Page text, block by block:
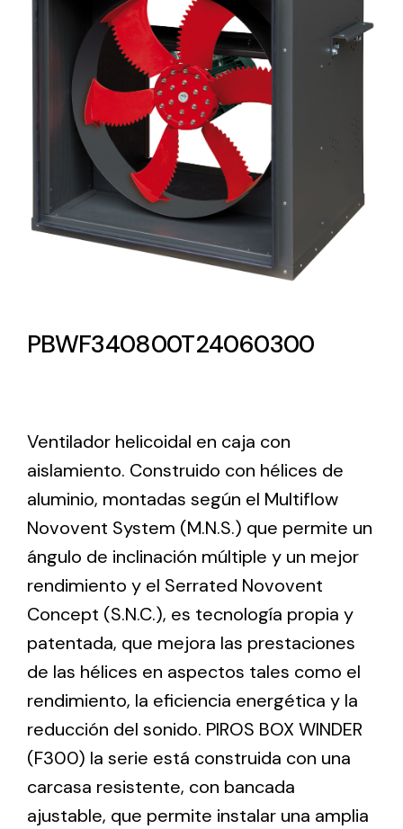
Lighting and Electrical
Equipment
Complete solutions in lighting and electrical
material for each project and need
Ventilation
The incorporation of Novovent into the group
meant a greater offer of ventilation products for
different uses
Iluminación Solar
Variedad de soluciones solares para todo tipo
de necesidades.
PBWF340800T24060300
Ventilador helicoidal en caja con
aislamiento. Construido con hélices de
aluminio, montadas según el Multiflow
Novovent System (M.N.S.) que permite un
ángulo de inclinación múltiple y un mejor
rendimiento y el Serrated Novovent
Concept (S.N.C.), es tecnología propia y
patentada, que mejora las prestaciones
de las hélices en aspectos tales como el
rendimiento, la eficiencia energética y la
reducción del sonido. PIROS BOX WINDER
(F300) la serie está construida con una
carcasa resistente, con bancada
ajustable, que permite instalar una amplia